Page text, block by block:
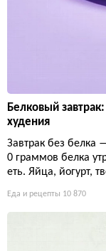
Белковый
худения
Завтрак без белка
0 граммов белка
еть. Яйца, йогурт,
Еда и рецепты 10 870